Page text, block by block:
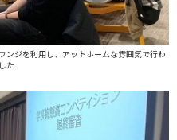
ンジを利用し、アットホームな雰囲気で行わ
た